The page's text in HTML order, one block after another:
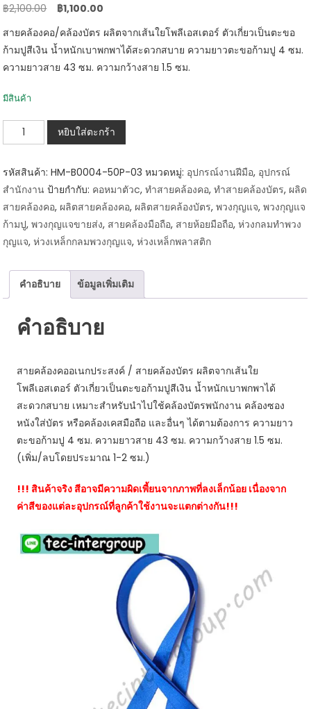
฿2,100.00
Original
price
was:
฿2,100.00.
฿1,100.00
price
฿1,100.00.
สายคล้องคอ/คล้องบัตร ผลิตจากเส้นใยโพลีเอสเตอร์ ตัวเกี่ยวเป็นตะขอ
ก้ามปูสีเงิน น้ำหนักเบาพกพาได้สะดวกสบาย ความยาวตะขอก้ามปู 4 ซม.
ความยาวสาย 43 ซม. ความกว้างสาย 1.5 ซม.
มีสินค้า
จำนวน
HM-
50P-
03
สาย
คล้อง
บัตร
คล้อง
สีน้ำเงิน
เส้น)
The
Best
Special
Now
หยิบใส่ตะกร้า
รหัสสินค้า:HM-B0004-50P-03 หมวดหมู่: อุปกรณ์งานฝีมือ, อุปกรณ์
สำนักงาน ป้ายกำกับ: คอหมาตัวc,ทำสายคล้องคอ,ทำสายคล้องบัตร, ผลิด
สายคล้องคอ, ผลิตสายคล้องคอ, ผลิตสายคล้องบัตร,พวงกุญแจ,พวงกุญแจ
ก้ามปู,พวงกุญแจขายส่ง, สายคล้องมือถือ, สายห้อยมือถือ,ห่วงกลมทำพวง
กุญแจ,ห่วงเหล็กกลมพวงกุญแจ,ห่วงเหล็กพลาสติก
คำอธิบาย ข้อมูลเพิ่มเติม
คำอธิบาย
สายคล้องคออเนกประสงค์ / สายคล้องบัตร ผลิตจากเส้นใย
โพลีเอสเตอร์ ตัวเกี่ยวเป็นตะขอก้ามปูสีเงิน น้ำหนักเบาพกพาได้
สะดวกสบาย เหมาะสำหรับนำไปใช้คล้องบัตรพนักงาน คล้องซอง
หนังใส่บัตร หรือคล้องเคสมือถือ และอื่นๆ ได้ตามต้องการ ความยาว
ตะขอก้ามปู 4 ซม. ความยาวสาย 43 ซม. ความกว้างสาย 1.5 ซม.
(เพิ่ม/ลบโดยประมาณ 1-2 ซม.)
!!! สินค้าจริง สีอาจมีความผิดเพี้ยนจากภาพที่ลงเล็กน้อย เนื่องจาก
ค่าสีของแต่ละอุปกรณ์ที่ลูกค้าใช้งานจะแตกต่างกัน!!!